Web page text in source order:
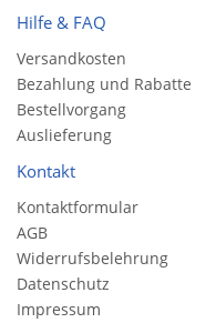
Hilfe & FAQ
Versandkosten
Bezahlung und Rabatte
Bestellvorgang
Auslieferung
Kontakt
Kontaktformular
AGB
Widerrufsbelehrung
Datenschutz
Impressum